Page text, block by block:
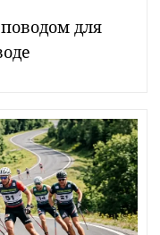
для